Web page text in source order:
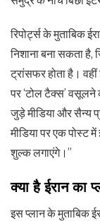
रिपोर्ट्स के मुताबिक
निशाना बना सकता है,
ट्रांसफर होता है।
पर ‘टोल टैक्स’ वसूलने
जुड़े मीडिया और सैन्य
मीडिया पर एक पोस्ट
शुल्क लगाएंगे।”
क्या है ईरान का
इस प्लान के मुताबिक